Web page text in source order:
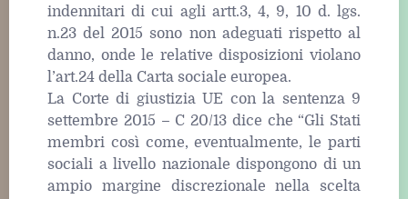
indennitari di cui agli artt.3, 4, 9, 10 d. lgs.
n.23 del 2015 sono non adeguati rispetto al
danno, onde le relative disposizioni violano
l’art.24 della Carta sociale europea.
La Corte di giustizia UE con la sentenza 9
settembre 2015 – C 20/13 dice che “Gli Stati
membri così come, eventualmente, le parti
sociali a livello nazionale dispongono di un
ampio margine discrezionale nella scelta